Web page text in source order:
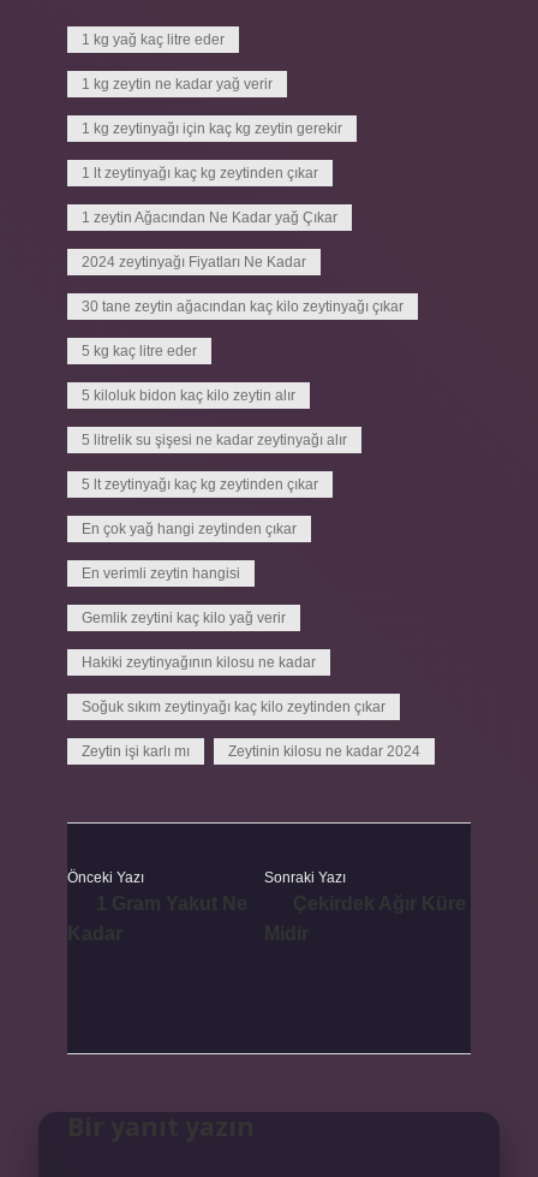
1 kg yağ kaç litre eder
1 kg zeytin ne kadar yağ verir
1 kg zeytinyağı için kaç kg zeytin gerekir
1 lt zeytinyağı kaç kg zeytinden çıkar
1 zeytin Ağacından Ne Kadar yağ Çıkar
2024 zeytinyağı Fiyatları Ne Kadar
30 tane zeytin ağacından kaç kilo zeytinyağı çıkar
5 kg kaç litre eder
5 kiloluk bidon kaç kilo zeytin alır
5 litrelik su şişesi ne kadar zeytinyağı alır
5 lt zeytinyağı kaç kg zeytinden çıkar
En çok yağ hangi zeytinden çıkar
En verimli zeytin hangisi
Gemlik zeytini kaç kilo yağ verir
Hakiki zeytinyağının kilosu ne kadar
Soğuk sıkım zeytinyağı kaç kilo zeytinden çıkar
Zeytin işi karlı mı Zeytinin kilosu ne kadar 2024
Önceki Yazı Sonraki Yazı